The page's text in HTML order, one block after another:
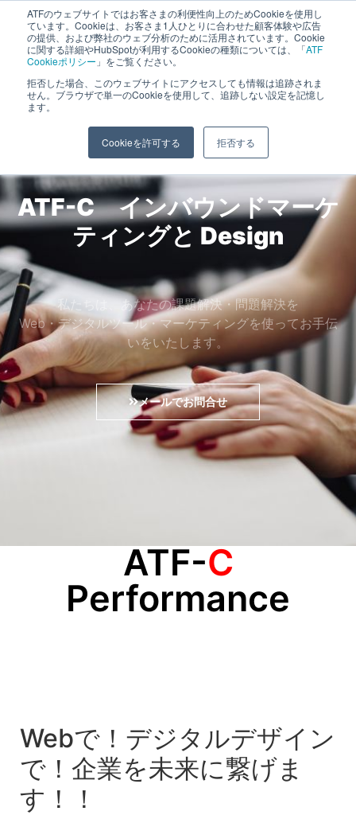
ATFのウェブサイトではお客さまの利便性向上のためCookieを使用し
ています。Cookieは、お客さま1人ひとりに合わせた顧客体験や広告
の提供、および弊社のウェブ分析のために活用されています。Cookie
に関する詳細やHubSpotが利用するCookieの種類については、「ATF
Cookieポリシー 」をご覧ください。
拒否した場合、このウェブサイトにアクセスしても情報は追跡されま
せん。ブラウザで単一のCookieを使用して、追跡しない設定を記憶し
ます。
Cookieを許可する 拒否する
長野県長野市・松本市ウェブ制作事業部 コンサルティングFIRM
インバウンドマーケティングと
ATF-C インバウンドマーケ
ティングと Design
SNS
私たちは、あなたの課題解決・問題解決を
Web・デジタルツール・マーケティングを使ってお手伝
いをいたします。
メールでお問合せ
ATF-C
Performance
Webで！デジタルデザイン
で！企業を未来に繋げま
す！！